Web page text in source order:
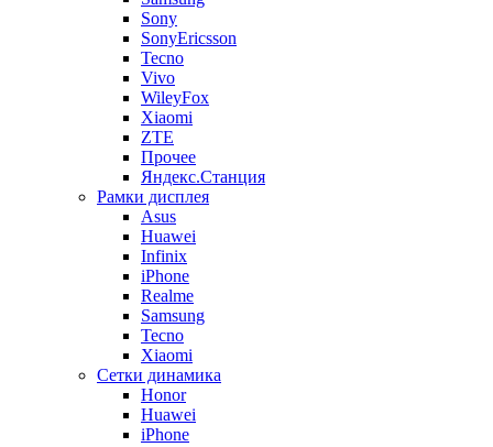
Sony
SonyEricsson
Tecno
Vivo
WileyFox
Xiaomi
ZTE
Прочее
Яндекс.Станция
Рамки дисплея
Asus
Huawei
Infinix
iPhone
Realme
Samsung
Tecno
Xiaomi
Сетки динамика
Honor
Huawei
iPhone